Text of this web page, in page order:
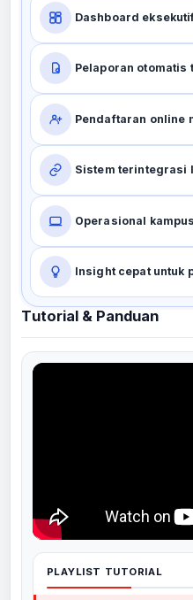
Dashboard
Pelaporan otomatis
Pendaftaran online
Sistem terintegrasi
Operasional
Insight cepat untuk
Tutorial & Panduan
PLAYLIST TUTORIAL